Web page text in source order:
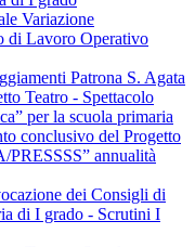
Variazione
di Lavoro Operativo
Patrona S. Agata
Teatro - Spettacolo
per la scuola primaria
conclusivo del Progetto
annualità
dei Consigli di
di I grado - Scrutini I